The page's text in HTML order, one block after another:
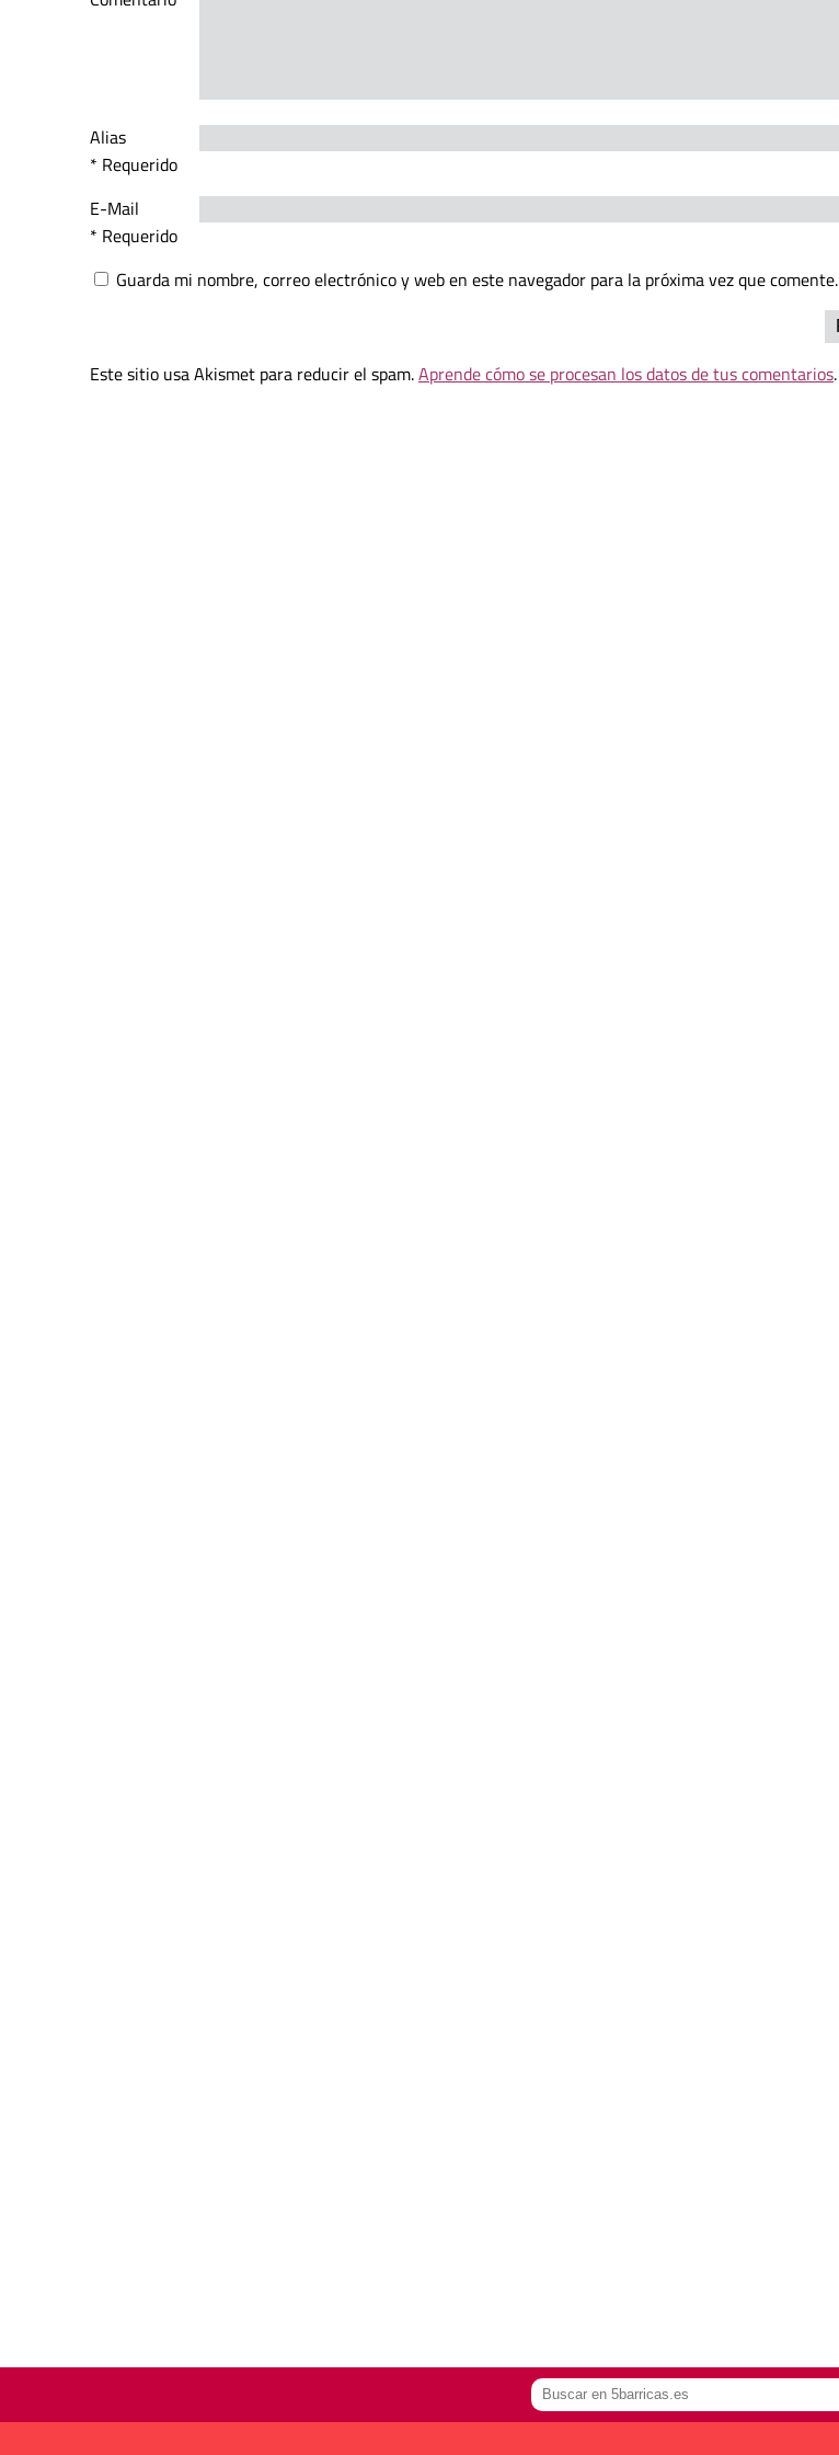
Alias
* Requerido
E-Mail
* Requerido
Guarda mi nombre, correo electrónico y web en este navegador para la próxima vez que comente.
Este sitio usa Akismet para reducir el spam.Aprende cómo se procesan los datos de tus comentarios.